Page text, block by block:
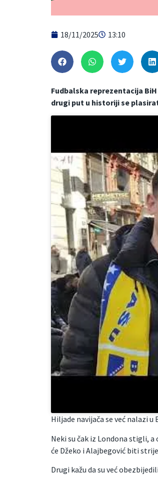
18/11/2025 13:10
Fudbalska reprezentacija
drugi put u historiji se
Hiljade navijača se već nalazi
Neki su čak iz Londona stigli,
će Džeko i Alajbegović biti
Drugi kažu da su već